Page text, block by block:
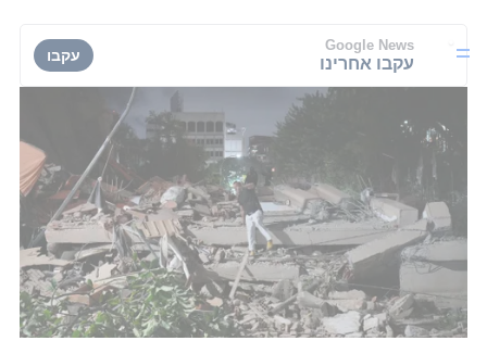
Google News
עקבו אחרינו עקבו